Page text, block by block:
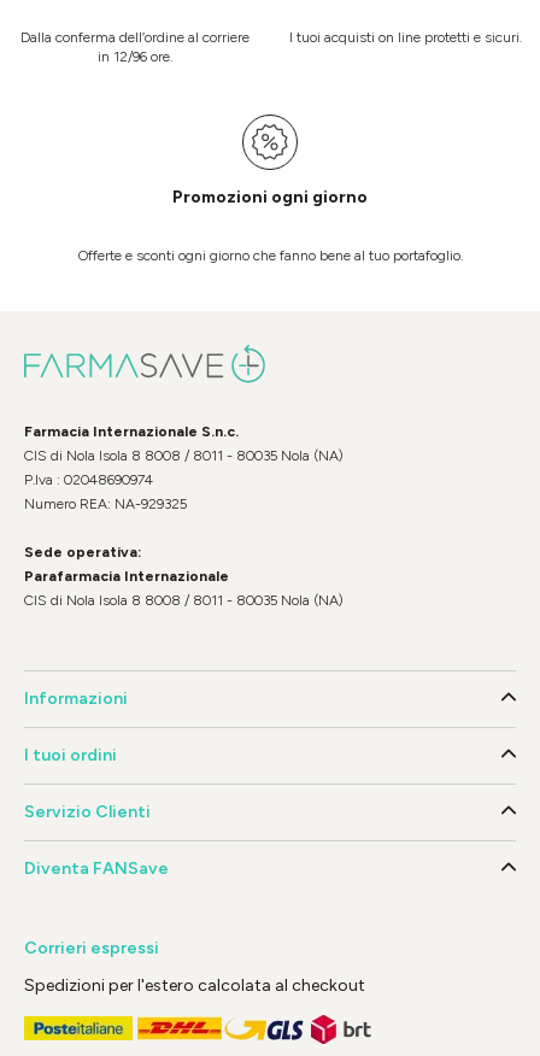
Dalla conferma dell’ordine al corriere
in 12/96 ore.
I tuoi acquisti on line protetti e sicuri.
Promozioni ogni giorno
Offerte e sconti ogni giorno che fanno bene al tuo portafoglio.
Farmacia Internazionale S.n.c.
CIS di Nola Isola 8 8008 / 8011 - 80035 Nola (NA)
P.Iva : 02048690974
Numero REA: NA-929325
Sede operativa:
Parafarmacia Internazionale
CIS di Nola Isola 8 8008 / 8011 - 80035 Nola (NA)
Informazioni
I tuoi ordini
Servizio Clienti
Diventa FANSave
Corrieri espressi
Spedizioni per l'estero calcolata al checkout